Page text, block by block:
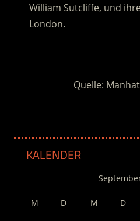
William Sutcliffe, und
London.
Quelle:
KALENDER
M D M D